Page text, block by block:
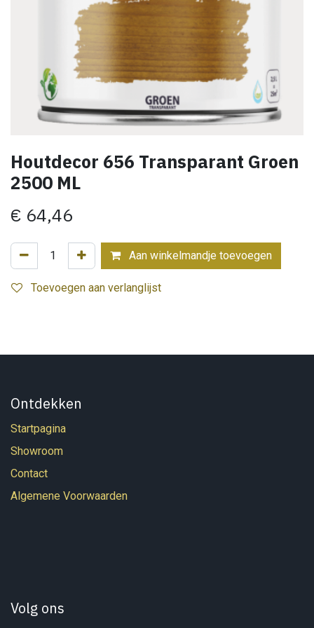
Houtdecor 656 Transparant Groen
2500 ML
€ 64,46
Aan winkelmandje toevoegen
Toevoegen aan verlanglijst
Ontdekken
Startpagina
Showroom
Contact
Algemene Voorwaarden
Volg ons